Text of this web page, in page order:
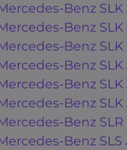
Benz SLK
Benz SLK
Benz SLK
Benz SLK
Benz SLK
Benz SLK
Benz SLR
Benz SLS